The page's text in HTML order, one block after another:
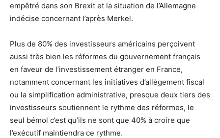
empêtré dans son Brexit et la situation de l’Allemagne
indécise concernant l’après Merkel.
Plus de 80% des investisseurs américains perçoivent
aussi très bien les réformes du gouvernement français
en faveur de l’investissement étranger en France,
notamment concernant les initiatives d’allègement fiscal
ou la simplification administrative, presque deux tiers des
investisseurs soutiennent le rythme des réformes, le
seul bémol c’est qu’ils ne sont que 40% à croire que
l’exécutif maintiendra ce rythme.